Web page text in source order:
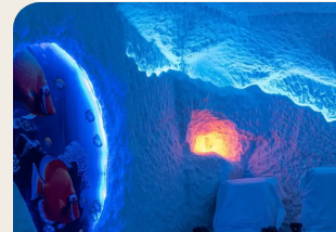
ОСТАЛИСЬ
Оставьте заявку и мы свяжемся
с вами в ближайшее время
ОСТАВИТЬ ЗАЯВКУ